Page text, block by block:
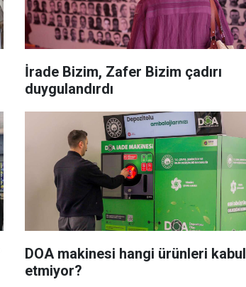
İrade Bizim, Zafer Bizim çadırı
duygulandırdı
DOA makinesi hangi ürünleri kabul
etmiyor?